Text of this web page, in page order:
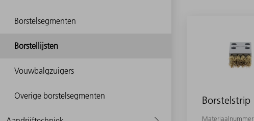
Borstelsegmenten
Borstellijsten
Vouwbalgzuigers
Overige borstelsegmenten Borstelstrip